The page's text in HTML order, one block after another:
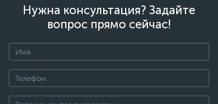
Нужна консультация? Задайте
вопрос прямо сейчас!